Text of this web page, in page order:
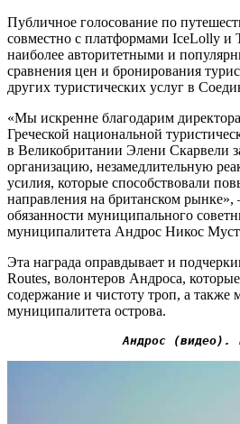
Публичное голосование по
совместно с платформами IceLolly и
наиболее авторитетными и
сравнения цен и бронирования
других туристических услуг в
«Мы искренне благодарим директора
Греческой национальной
в Великобритании Элени Скарвели
организацию, незамедлительную
усилия, которые способствовали
направления на британском
обязанности муниципального
муниципалитета Андрос Никос
Эта награда оправдывает и
Routes, волонтеров Андроса,
содержание и чистоту троп, а также
муниципалитета острова.
Андрос (видео).